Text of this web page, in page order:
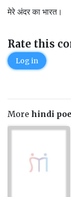
मेरे अंदर का भारत।
Rate this
Log in
More hindi